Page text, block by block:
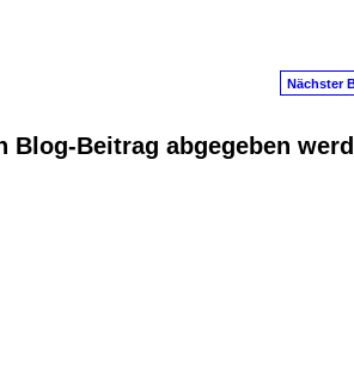
Nächster
Blog-Beitrag abgegeben